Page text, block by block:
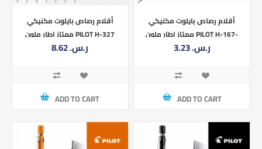
أقلام رصاص بايلوت مكنيكي
ممتاز اطار ملون PILOT H-327
0.7MM
8.62 ر.س.‏
ADD TO CART
أقلام رصاص بايلوت مكنيكي
ممتاز اطار ملون PILOT H-167-
SL 0.73.23 ر.س.‏
ADD TO CART